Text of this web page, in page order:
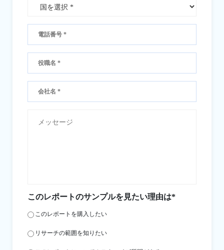
このレポートのサンプルを見たい理由は*
このレポートを購入したい
リサーチの範囲を知りたい